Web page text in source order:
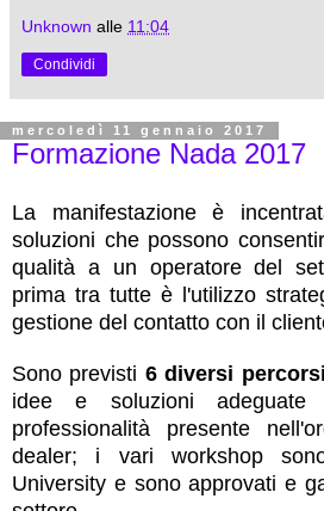
Unknown alle 11:04
Condividi
mercoledì 11 gennaio 2017
Formazione Nada 2017
La manifestazione è
soluzioni che possono
qualità a un operatore del
prima tra tutte è l'utilizzo
gestione del contatto con il
Sono previsti 6 diversi percorsi
idee e soluzioni
professionalità presente
dealer; i vari workshop
University e sono approvati e